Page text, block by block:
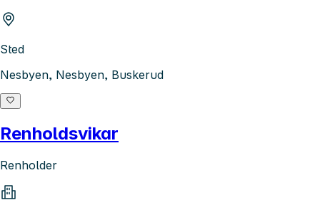
Sted
Nesbyen, Nesbyen, Buskerud
Renholdsvikar
Renholder